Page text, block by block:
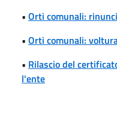
• Orti comunali:
• Orti comunali:
• Rilascio del
l'ente